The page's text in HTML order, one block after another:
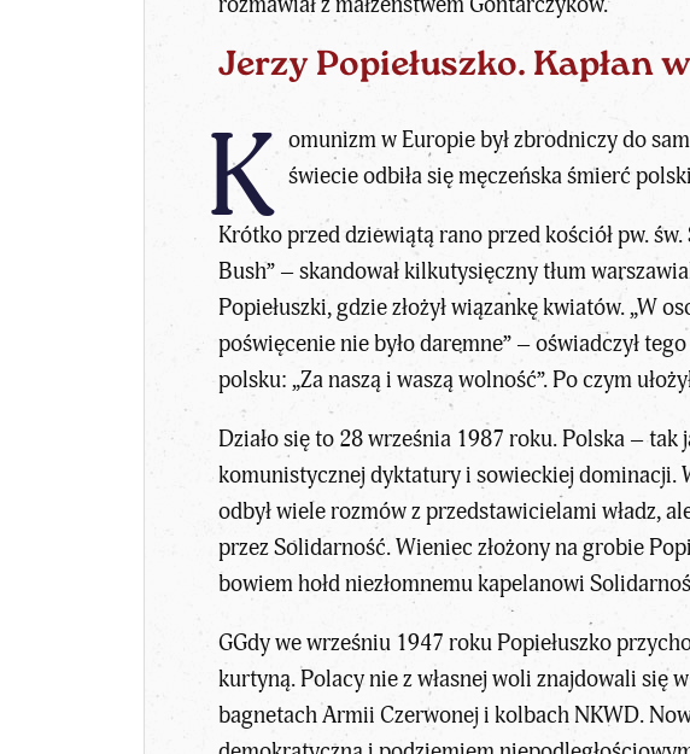
Jerzy Popiełuszko. Kapłan
K omunizm w Europie był zbrodniczy do
świecie odbiła się męczeńska śmierć
Krótko przed dziewiątą rano przed kościół pw.
Bush” – skandował kilkutysięczny tłum
Popiełuszki, gdzie złożył wiązankę kwiatów. „W
poświęcenie nie było daremne” – oświadczył
polsku: „Za naszą i waszą wolność”. Po czym
Działo się to 28 września 1987 roku. Polska –
komunistycznej dyktatury i sowieckiej dominacji.
odbył wiele rozmów z przedstawicielami władz,
przez Solidarność. Wieniec złożony na grobie
bowiem hołd niezłomnemu kapelanowi
GGdy we wrześniu 1947 roku Popiełuszko
kurtyną. Polacy nie z własnej woli znajdowali się
bagnetach Armii Czerwonej i kolbach NKWD.